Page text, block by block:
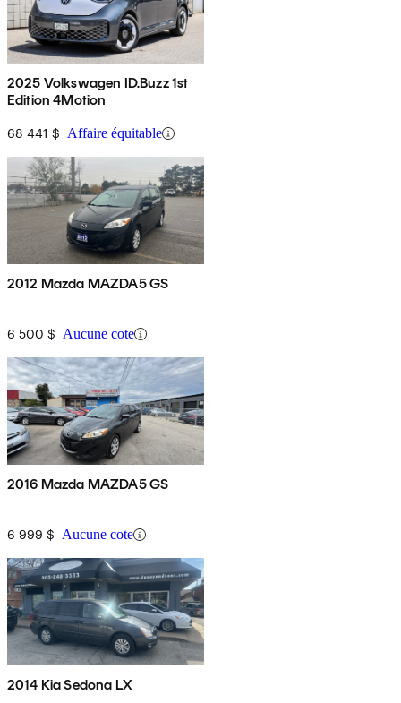
2025 Volkswagen ID.Buzz 1st
Edition 4Motion
68 441 $ Affaire équitable
2012 Mazda MAZDA5 GS
6 500 $ Aucune cote
2016 Mazda MAZDA5 GS
6 999 $ Aucune cote
2014 Kia Sedona LX